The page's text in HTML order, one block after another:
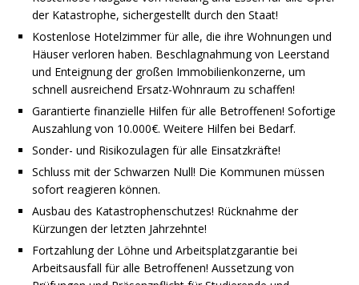
der Katastrophe, sichergestellt durch den Staat!
Kostenlose Hotelzimmer für alle, die ihre Wohnungen und
Häuser verloren haben. Beschlagnahmung von Leerstand
und Enteignung der großen Immobilienkonzerne, um
schnell ausreichend Ersatz-Wohnraum zu schaffen!
Garantierte finanzielle Hilfen für alle Betroffenen! Sofortige
Auszahlung von 10.000€. Weitere Hilfen bei Bedarf.
Sonder- und Risikozulagen für alle Einsatzkräfte!
Schluss mit der Schwarzen Null! Die Kommunen müssen
sofort reagieren können.
Ausbau des Katastrophenschutzes! Rücknahme der
Kürzungen der letzten Jahrzehnte!
Fortzahlung der Löhne und Arbeitsplatzgarantie bei
Arbeitsausfall für alle Betroffenen! Aussetzung von